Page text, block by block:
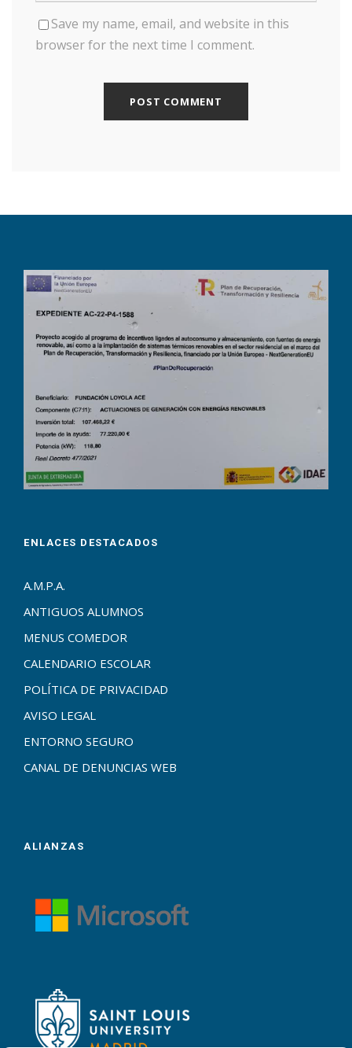
Save my name, email, and website in this
browser for the next time I comment.
ENLACES DESTACADOS
A.M.P.A.
ANTIGUOS ALUMNOS
MENUS COMEDOR
CALENDARIO ESCOLAR
POLÍTICA DE PRIVACIDAD
AVISO LEGAL
ENTORNO SEGURO
CANAL DE DENUNCIAS WEB
ALIANZAS